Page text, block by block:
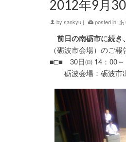
2012年9月
by sankyu | posted in:
前日の南砺市に続き
（砺波市会場）のご
■□■ 30日㈰ 14：00～
砺波会場：砺波市